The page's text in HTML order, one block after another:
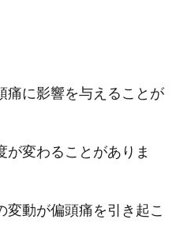
痛に影響を与えることが
が変わることがありま
変動が偏頭痛を引き起こ